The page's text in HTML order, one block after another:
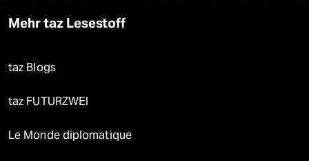
Mehr taz Lesestoff
taz Blogs
taz FUTURZWEI
Le Monde diplomatique